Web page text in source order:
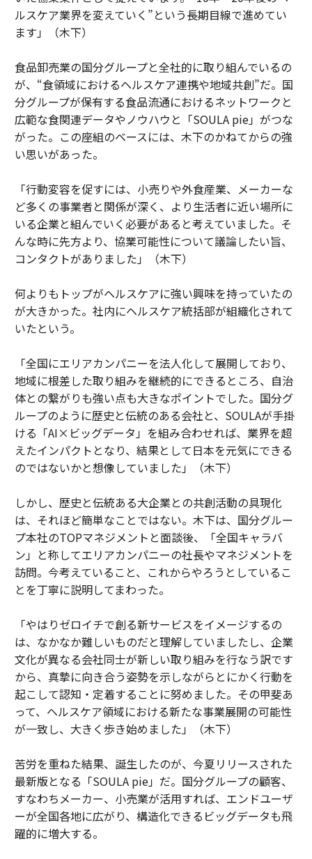
ルスケア業界を変えていく”という長期目線で進めてい
ます」（木下）
食品卸売業の国分グループと全社的に取り組んでいるの
が、“食領域におけるヘルスケア連携や地域共創”だ。国
分グループが保有する食品流通におけるネットワークと
広範な食関連データやノウハウと「SOULA pie」がつな
がった。この座組のベースには、木下のかねてからの強
い思いがあった。
「行動変容を促すには、小売りや外食産業、メーカーな
ど多くの事業者と関係が深く、より生活者に近い場所に
いる企業と組んでいく必要があると考えていました。そ
んな時に先方より、協業可能性について議論したい旨、
コンタクトがありました」（木下）
何よりもトップがヘルスケアに強い興味を持っていたの
が大きかった。社内にヘルスケア統括部が組織化されて
いたという。
「全国にエリアカンパニーを法人化して展開しており、
地域に根差した取り組みを継続的にできるところ、自治
体との繋がりも強い点も大きなポイントでした。国分グ
ループのように歴史と伝統のある会社と、SOULAが手掛
ける「AI×ビッグデータ」を組み合わせれば、業界を超
えたインパクトとなり、結果として日本を元気にできる
のではないかと想像していました」（木下）
しかし、歴史と伝統ある大企業との共創活動の具現化
は、それほど簡単なことではない。木下は、国分グルー
プ本社のTOPマネジメントと面談後、「全国キャラバ
ン」と称してエリアカンパニーの社長やマネジメントを
訪問。今考えていること、これからやろうとしているこ
とを丁寧に説明してまわった。
「やはりゼロイチで創る新サービスをイメージするの
は、なかなか難しいものだと理解していましたし、企業
文化が異なる会社同士が新しい取り組みを行なう訳です
から、真摯に向き合う姿勢を示しながらとにかく行動を
起こして認知・定着することに努めました。その甲斐あ
って、ヘルスケア領域における新たな事業展開の可能性
が一致し、大きく歩き始めました」（木下）
苦労を重ねた結果、誕生したのが、今夏リリースされた
最新版となる「SOULA pie」だ。国分グループの顧客、
すなわちメーカー、小売業が活用すれば、エンドユーザ
ーが全国各地に広がり、構造化できるビッグデータも飛
躍的に増大する。